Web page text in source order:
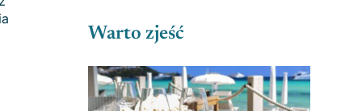
Warto zjeść